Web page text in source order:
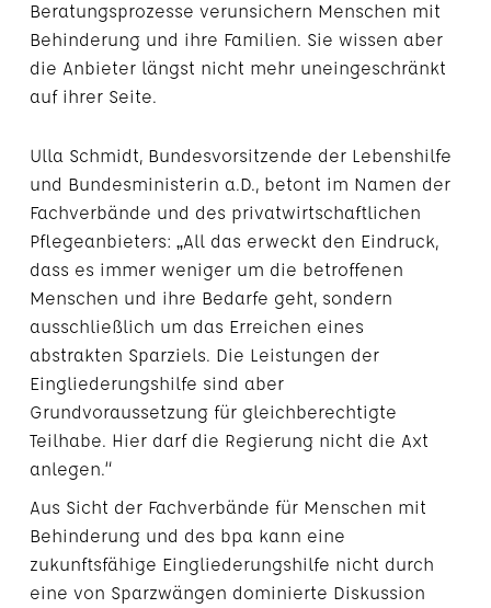
Beratungsprozesse verunsichern Menschen mit
Behinderung und ihre Familien. Sie wissen aber
die Anbieter längst nicht mehr uneingeschränkt
auf ihrer Seite.
Ulla Schmidt, Bundesvorsitzende der Lebenshilfe
und Bundesministerin a.D., betont im Namen der
Fachverbände und des privatwirtschaftlichen
Pflegeanbieters: „All das erweckt den Eindruck,
dass es immer weniger um die betroffenen
Menschen und ihre Bedarfe geht, sondern
ausschließlich um das Erreichen eines
abstrakten Sparziels. Die Leistungen der
Eingliederungshilfe sind aber
Grundvoraussetzung für gleichberechtigte
Teilhabe. Hier darf die Regierung nicht die Axt
anlegen.“
Aus Sicht der Fachverbände für Menschen mit
Behinderung und des bpa kann eine
zukunftsfähige Eingliederungshilfe nicht durch
eine von Sparzwängen dominierte Diskussion